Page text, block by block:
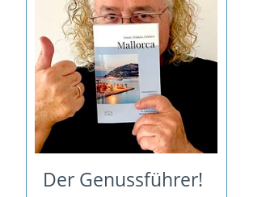
Der Genussführer!